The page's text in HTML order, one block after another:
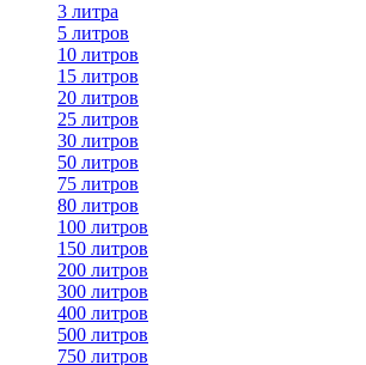
3 литра
5 литров
10 литров
15 литров
20 литров
25 литров
30 литров
50 литров
75 литров
80 литров
100 литров
150 литров
200 литров
300 литров
400 литров
500 литров
750 литров